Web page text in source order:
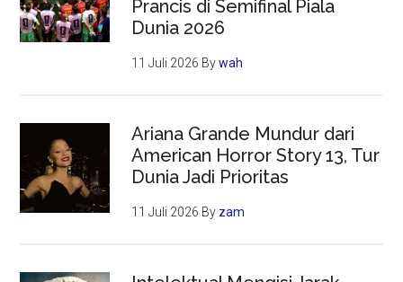
Prancis di Semifinal Piala
Dunia 2026
11 Juli 2026 Bywah
Ariana Grande Mundur dari
American Horror Story 13, Tur
Dunia Jadi Prioritas
11 Juli 2026 By zam